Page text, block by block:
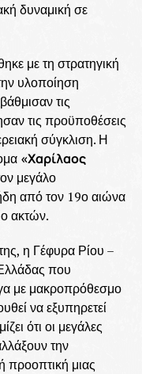
δυναμική σε
με τη στρατηγική
υλοποίηση
τις
τις προϋποθέσεις
σύγκλιση. Η
«Χαρίλαος
μεγάλο
από τον 19ο αιώνα
ακτών.
η Γέφυρα Ρίου –
που
με μακροπρόθεσμο
να εξυπηρετεί
ότι οι μεγάλες
την
προοπτική μιας